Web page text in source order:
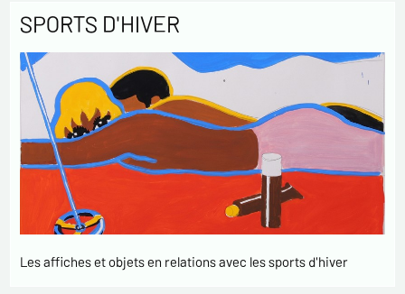
SPORTS D'HIVER
Les affiches et objets en relations avec les sports d'hiver